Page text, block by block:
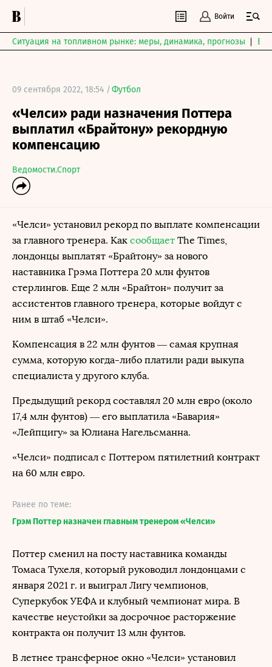
Войти
Ситуация на топливном рынке: меры, динамика, прогнозы
09 сентября 2022, 18:54 /Футбол
«Челси» ради назначения Поттера
выплатил «Брайтону» рекордную
компенсацию
Ведомости.Спорт
«Челси» установил рекорд по выплате компенсации
за главного тренера. Как сообщает The Times,
лондонцы выплатят «Брайтону» за нового
наставника Грэма Поттера 20 млн фунтов
стерлингов. Еще 2 млн «Брайтон» получит за
ассистентов главного тренера, которые войдут с
ним в штаб «Челси».
Компенсация в 22 млн фунтов — самая крупная
сумма, которую когда-либо платили ради выкупа
специалиста у другого клуба.
Предыдущий рекорд составлял 20 млн евро (около
17,4 млн фунтов) — его выплатила «Бавария»
«Лейпцигу» за Юлиана Нагельсманна.
«Челси» подписал с Поттером пятилетний контракт
на 60 млн евро.
Ранее по теме:
Грэм Поттер назначен главным тренером «Челси»
Поттер сменил на посту наставника команды
Томаса Тухеля, который руководил лондонцами с
января 2021 г. и выиграл Лигу чемпионов,
Суперкубок УЕФА и клубный чемпионат мира. В
качестве неустойки за досрочное расторжение
контракта он получит 13 млн фунтов.
В летнее трансферное окно «Челси» установил